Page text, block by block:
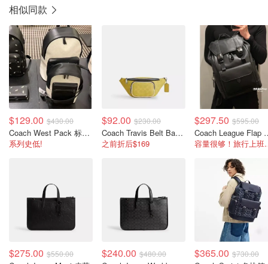
相似同款
$129.00 $430.00
Coach West Pack 标志帆布腰包
系列史低!
$92.00 $230.00
Coach Travis Belt Bag 30 Signature 印花腰包
之前折后$169
$297.50 $595.00
Coach
容量
$275.00 $550.00 $240.00 $480.00 $365.00 $730.00